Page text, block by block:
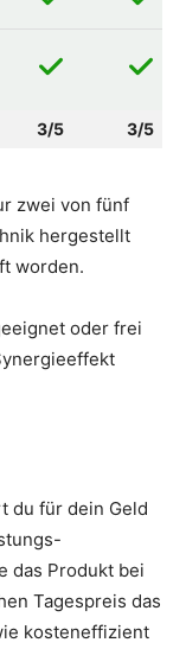
3/5 3/5
zwei von fünf
hergestellt
worden.
oder frei
du für dein Geld
das Produkt bei
Tagespreis das
kosteneffizient